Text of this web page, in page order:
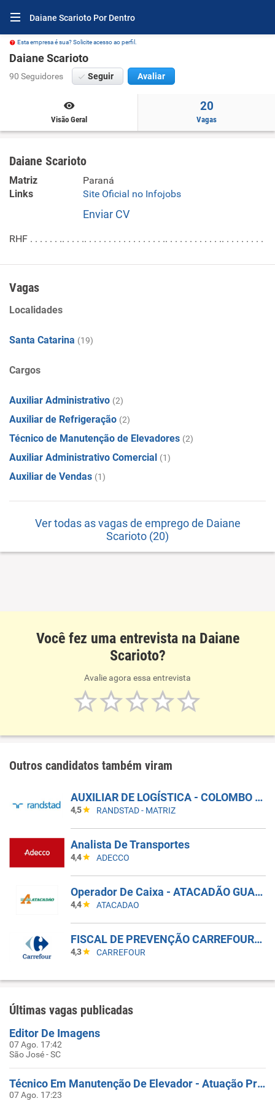
Daiane Scarioto Por Dentro
Esta empresa é sua? Solicite acesso ao perfil.
Daiane Scarioto
90 Seguidores Seguir Avaliar
Visão Geral
20
Vagas
Daiane Scarioto
Matriz
Paraná
Links
Site Oficial no Infojobs
Enviar CV
RHF . . . . . . .. . . . .. . . . . . . . . . . . . . . . .. . . . . . . . . . . .. . . . . . . . .
Vagas
Localidades
Santa Catarina (19)
Cargos
Auxiliar Administrativo (2)
Auxiliar de Refrigeração (2)
Técnico de Manutenção de Elevadores (2)
Auxiliar Administrativo Comercial (1)
Auxiliar de Vendas (1)
Ver todas as vagas de emprego de Daiane
Scarioto (20)
Você fez uma entrevista na Daiane
Scarioto?
Avalie agora essa entrevista
Outros candidatos também viram
AUXILIAR DE LOGÍSTICA - COLOMBO - PR
4,5 RANDSTAD - MATRIZ
Analista De Transportes
4,4 ADECCO
Operador De Caixa - ATACADÃO GUARULHOS BONSUCESSO
4,4 ATACADAO
FISCAL DE PREVENÇÃO CARREFOUR SHOPPING PAMPLONA
4,3 CARREFOUR
Últimas vagas publicadas
Editor De Imagens
07 Ago. 17:42
São José - SC
Técnico Em Manutenção De Elevador - Atuação Presencial Em SC
07 Ago. 17:23